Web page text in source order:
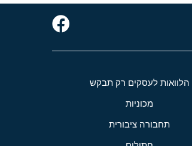
הלוואות לעסקים רק תבקש
מכוניות
תחבורה ציבורית